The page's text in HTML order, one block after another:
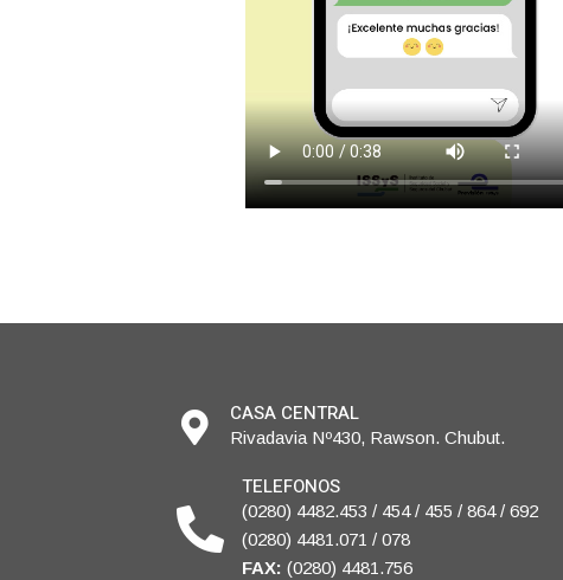
CASA CENTRAL
Rivadavia Nº430, Rawson. Chubut.
TELEFONOS
(0280) 4482.453 / 454 / 455 / 864 / 692
(0280) 4481.071 / 078
FAX: (0280) 4481.756